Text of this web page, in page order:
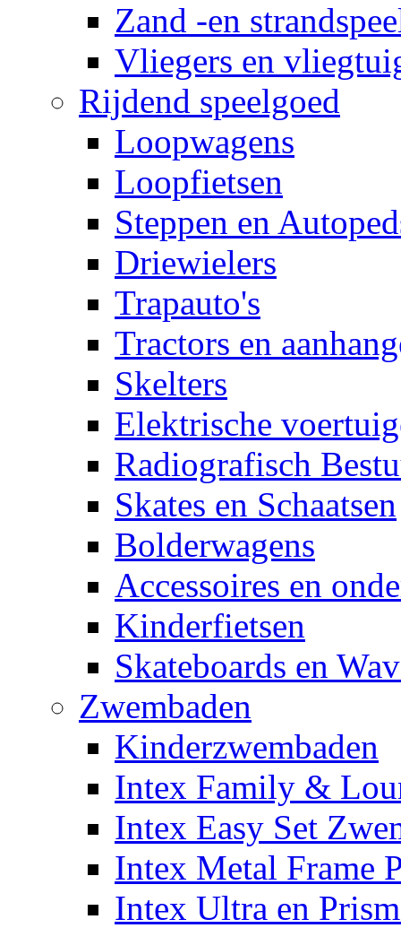
Zand -en
Vliegers en
Rijdend speelgoed
Loopwagens
Loopfietsen
Steppen en
Driewielers
Trapauto's
Tractors en
Skelters
Elektrische
Radiografisch
Skates en Schaatsen
Bolderwagens
Accessoires en
Kinderfietsen
Skateboards en
Zwembaden
Kinderzwembaden
Intex Family &
Intex Easy Set
Intex Metal Frame
Intex Ultra en